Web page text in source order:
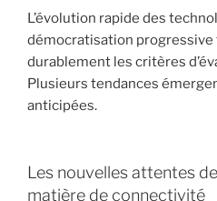
L’évolution rapide des
démocratisation
durablement les critères
Plusieurs tendances
anticipées.
Les nouvelles attentes
matière de connectivité